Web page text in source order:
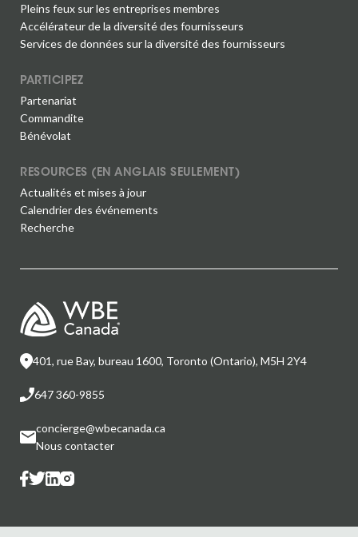
Pleins feux sur les entreprises membres
Accélérateur de la diversité des fournisseurs
Services de données sur la diversité des fournisseurs
PARTICIPEZ
Partenariat
Commandite
Bénévolat
RESOURCES (EN ANGLAIS SEULEMENT)
Actualités et mises à jour
Calendrier des événements
Recherche
401, rue Bay, bureau 1600, Toronto (Ontario), M5H 2Y4
647 360-9855
concierge@wbecanada.ca
Nous contacter